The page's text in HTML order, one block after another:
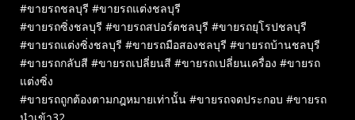
#ขายรถชลบุรี #ขายรถแต่งชลบุรี
#ขายรถซิ่งชลบุรี #ขายรถสปอร์ตชลบุรี #ขายรถยุโรปชลบุรี
#ขายรถแต่งซิ่งชลบุรี #ขายรถมือสองชลบุรี #ขายรถบ้านชลบุรี
#ขายรถกลับสี #ขายรถเปลี่ยนสี #ขายรถเปลี่ยนเครื่อง #ขายรถ
แต่งซิ่ง
#ขายรถถูกต้องตามกฎหมายเท่านั้น #ขายรถจดประกอบ #ขายรถ